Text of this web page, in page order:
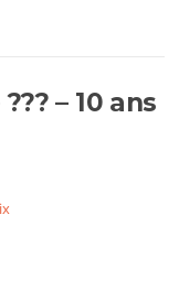
– 10 ans